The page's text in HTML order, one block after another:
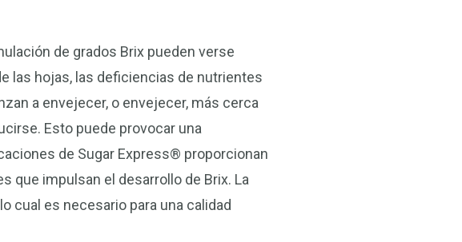
de grados Brix pueden verse
las hojas, las deficiencias de nutrientes
a envejecer, o envejecer, más cerca
Esto puede provocar una
de Sugar Express® proporcionan
que impulsan el desarrollo de Brix. La
cual es necesario para una calidad